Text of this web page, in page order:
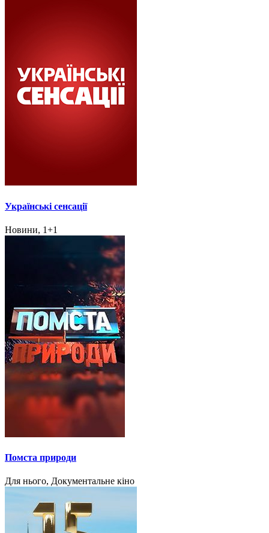
Українські сенсації
Новини, 1+1
Помста природи
Для нього, Документальне кіно